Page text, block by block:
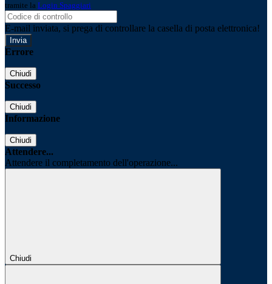
tramite la Login Spaggiari
E-mail inviata, si prega di controllare la casella di posta elettronica!
Errore
Chiudi
Successo
Chiudi
Informazione
Chiudi
Attendere...
Attendere il completamento dell'operazione...
Chiudi